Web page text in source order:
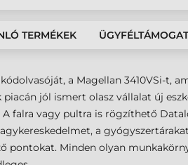
TERMÉKEK
a Magellan 3410VSi-t,
jól ismert olasz vállalat új
falra vagy pultra is rögzíthető
a
pontokat. Minden olyan